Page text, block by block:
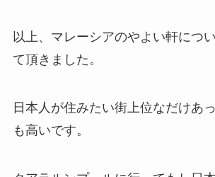
以上、マレーシアのやよい軒につ
て頂きました。
日本人が住みたい街上位なだけあ
も高いです。